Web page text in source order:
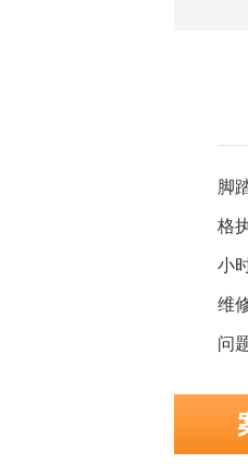
脚
格
小
维
问
任